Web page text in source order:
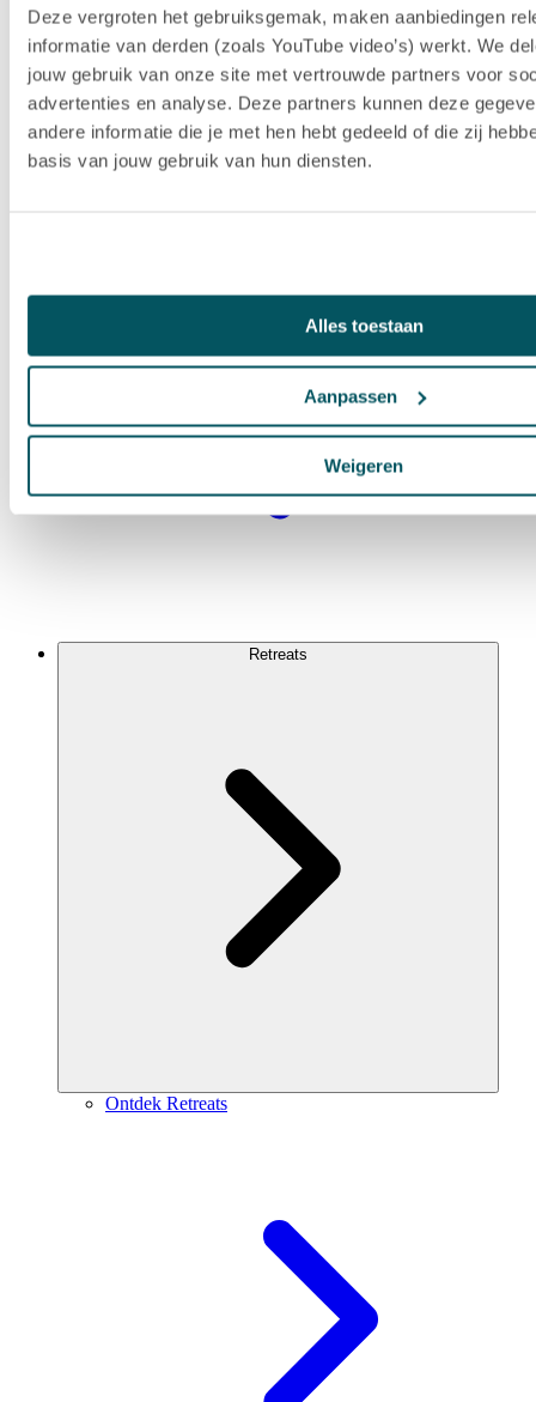
Deze vergroten het gebruiksgemak, maken aanbiedingen
informatie van derden (zoals YouTube video’s) werkt. We
jouw gebruik van onze site met vertrouwde partners voor
advertenties en analyse. Deze partners kunnen deze
andere informatie die je met hen hebt gedeeld of die zij
basis van jouw gebruik van hun diensten.
Alles toestaan
Aanpassen
Weigeren
Retreats
Ontdek Retreats